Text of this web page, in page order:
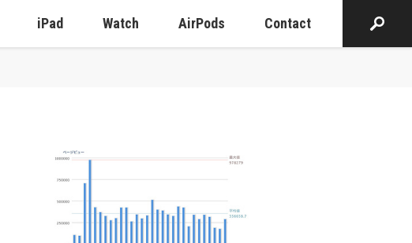
iPad Watch AirPods Contact